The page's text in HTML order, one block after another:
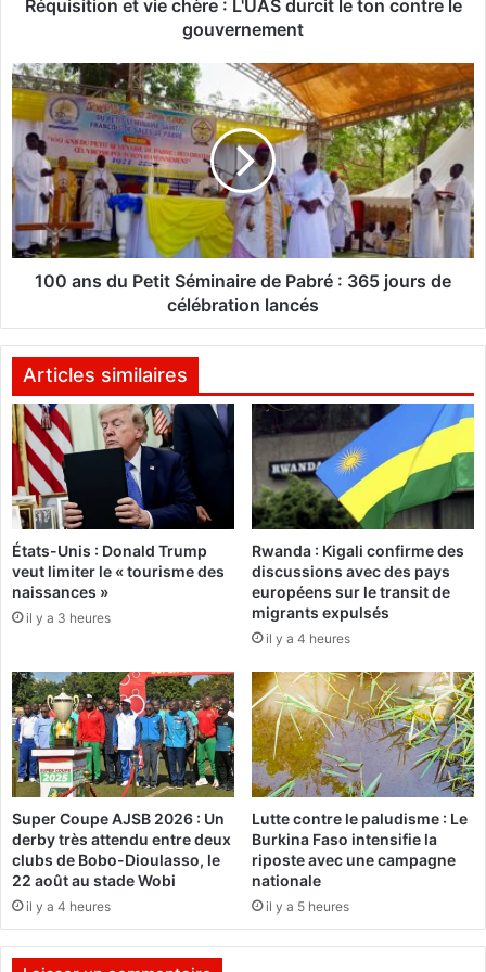
t
v
i
c
h
è
r
e
U
d
u
c
i
l
e
t
o
o
n
t
r
e
l
e
g
o
u
v
r
Réquisition et vie chère : L'UAS durcit le ton contre le
gouvernement
1
0
0
n
s
d
u
P
i
t
é
m
i
n
a
i
e
d
e
P
r
é
:
3
6
5
j
o
u
s
e
100 ans du Petit Séminaire de Pabré : 365 jours de
célébration lancés
Articles similaires
États-Unis : Donald Trump
veut limiter le « tourisme des
naissances »
il y a 3 heures
Rwanda : Kigali confirme des
discussions avec des pays
européens sur le transit de
migrants expulsés
il y a 4 heures
Super Coupe AJSB 2026 : Un
derby très attendu entre deux
clubs de Bobo-Dioulasso, le
22 août au stade Wobi
il y a 4 heures
Lutte contre le paludisme : Le
Burkina Faso intensifie la
riposte avec une campagne
nationale
il y a 5 heures